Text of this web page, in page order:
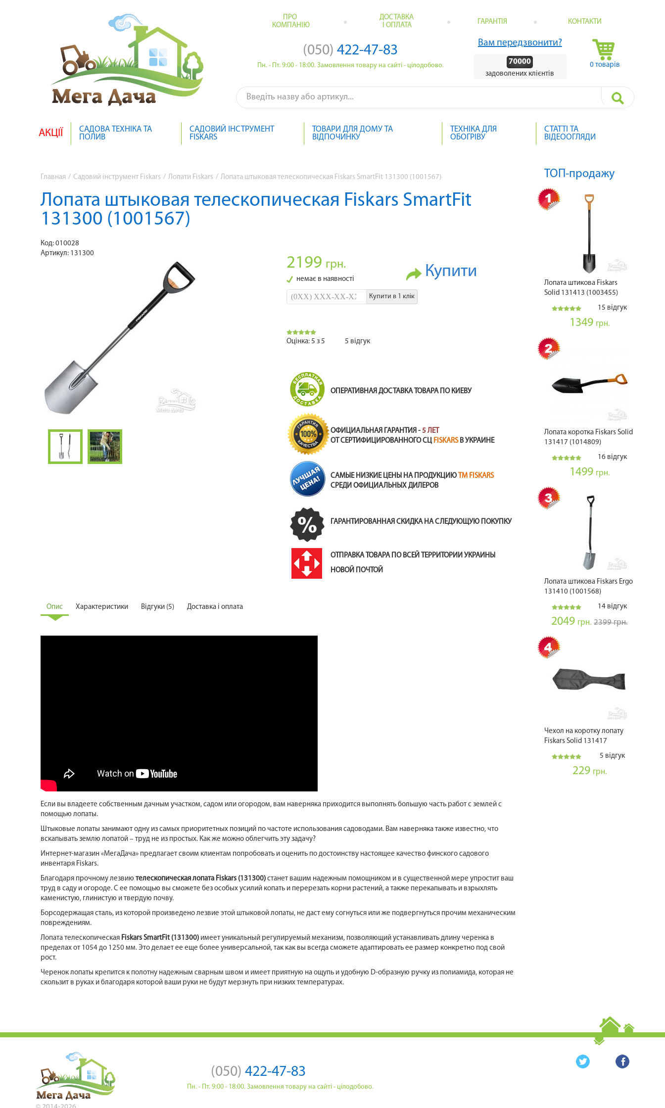
ПРО
КОМПАНІЮ
ДОСТАВКА
І ОПЛАТА
ГАРАНТІЯ КОНТАКТИ
(050)422-47-83
Пн. - Пт. 9:00 - 18:00. Замовлення товару на сайті - цілодобово.
Вам передзвонити?
70000
задоволених клієнтів
0 товарів
АКЦІЇ
САДОВА ТЕХНІКА ТА
ПОЛИВ
САДОВИЙ ІНСТРУМЕНТ
FISKARS
ТОВАРИ ДЛЯ ДОМУ ТА
ВІДПОЧИНКУ
ТЕХНІКА ДЛЯ
ОБОГРІВУ
СТАТТІ ТА
ВІДЕООГЛЯДИ
Главная / Садовий інструмент Fiskars / Лопати Fiskars / Лопата штыковая телескопическая Fiskars SmartFit 131300 (1001567)
Лопата штыковая телескопическая Fiskars SmartFit
131300 (1001567)
Код: 010028
Артикул: 131300
2199 грн.
немає в наявності Купити
Купити в 1 клік
Оцінка: 5 з 5 5 відгук
ОПЕРАТИВНАЯ ДОСТАВКА ТОВАРА ПО КИЕВУ
ОФИЦИАЛЬНАЯ ГАРАНТИЯ - 5 ЛЕТ
ОТ СЕРТИФИЦИРОВАННОГО СЦ FISKARSВ УКРАИНЕ
САМЫЕ НИЗКИЕ ЦЕНЫ НА ПРОДУКЦИЮ ТМ FISKARS
СРЕДИ ОФИЦИАЛЬНЫХ ДИЛЕРОВ
ГАРАНТИРОВАННАЯ СКИДКА НА СЛЕДУЮЩУЮ ПОКУПКУ
ОТПРАВКА ТОВАРА ПО ВСЕЙ ТЕРРИТОРИИ УКРАИНЫ
НОВОЙ ПОЧТОЙ
Опис Характеристики Відгуки (5) Доставка і оплата
Если вы владеете собственным дачным участком, садом или огородом, вам наверняка приходится выполнять большую часть работ с землей с
помощью лопаты.
Штыковые лопаты занимают одну из самых приоритетных позиций по частоте использования садоводами. Вам наверняка также известно, что
вскапывать землю лопатой – труд не из простых. Как же можно облегчить эту задачу?
Интернет-магазин «МегаДача» предлагает своим клиентам попробовать и оценить по достоинству настоящее качество финского садового
инвентаря Fiskars.
Благодаря прочному лезвию телескопическая лопата Fiskars (131300) станет вашим надежным помощником и в существенной мере упростит ваш
труд в саду и огороде. С ее помощью вы сможете без особых усилий копать и перерезать корни растений, а также перекапывать и взрыхлять
каменистую, глинистую и твердую почву.
Борсодержащая сталь, из которой произведено лезвие этой штыковой лопаты, не даст ему согнуться или же подвергнуться прочим механическим
повреждениям.
Лопата телескопическая Fiskars SmartFit (131300) имеет уникальный регулируемый механизм, позволяющий устанавливать длину черенка в
пределах от 1054 до 1250 мм. Это делает ее еще более универсальной, так как вы всегда сможете адаптировать ее размер конкретно под свой
рост.
Черенок лопаты крепится к полотну надежным сварным швом и имеет приятную на ощупь и удобную D-образную ручку из полиамида, которая не
скользит в руках и благодаря которой ваши руки не будут мерзнуть при низких температурах.
ТОП-продажу
Лопата штикова Fiskars
Solid 131413 (1003455)
15 відгук
1349 грн.
Лопата коротка Fiskars Solid
131417 (1014809)
16 відгук
1499 грн.
Лопата штикова Fiskars Ergo
131410 (1001568)
14 відгук
2049 грн. 2399 грн.
Чехол на коротку лопату
Fiskars Solid 131417
5 відгук
229 грн.
(050)422-47-83
Пн. - Пт. 9:00 - 18:00. Замовлення товару на сайті - цілодобово.